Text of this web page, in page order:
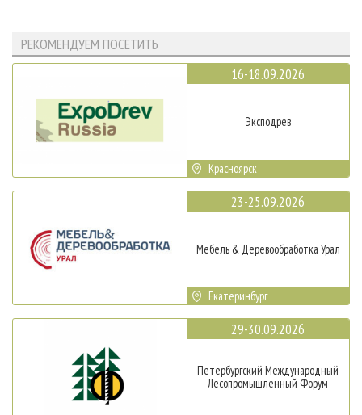
РЕКОМЕНДУЕМ ПОСЕТИТЬ
16-18.09.2026
Эксподрев
Красноярск
23-25.09.2026
Мебель & Деревообработка Урал
Екатеринбург
29-30.09.2026
Петербургский Международный
Лесопромышленный Форум